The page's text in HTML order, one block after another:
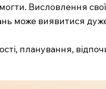
Висловлення
може виявитися
планування,